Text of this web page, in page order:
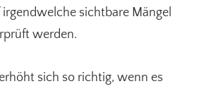
sichtbare Mängel
werden.
sich so richtig, wenn es